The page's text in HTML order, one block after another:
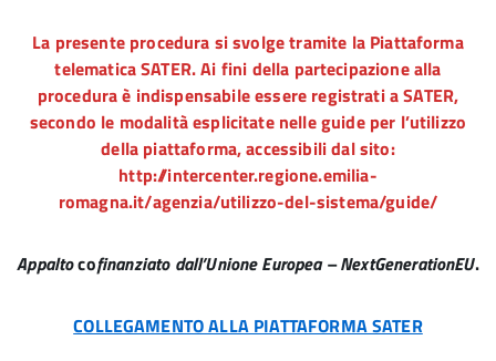
La presente procedura si svolge tramite la Piattaforma
telematica SATER. Ai fini della partecipazione alla
procedura è indispensabile essere registrati a SATER,
secondo le modalità esplicitate nelle guide per l’utilizzo
della piattaforma, accessibili dal sito:
http://intercenter.regione.emilia-
romagna.it/agenzia/utilizzo-del-sistema/guide/
Appaltocofinanziato dall’Unione Europea – NextGenerationEU.
COLLEGAMENTO ALLA PIATTAFORMA SATER